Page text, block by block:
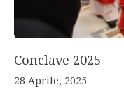
Conclave 2025
28 Aprile, 2025